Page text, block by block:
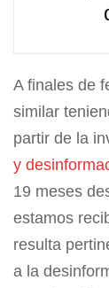
A finales de
similar
partir de la
y
19 meses
estamos
resulta
a la